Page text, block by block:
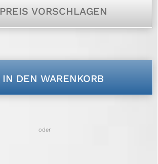
PREIS VORSCHLAGEN
IN DEN WARENKORB
oder